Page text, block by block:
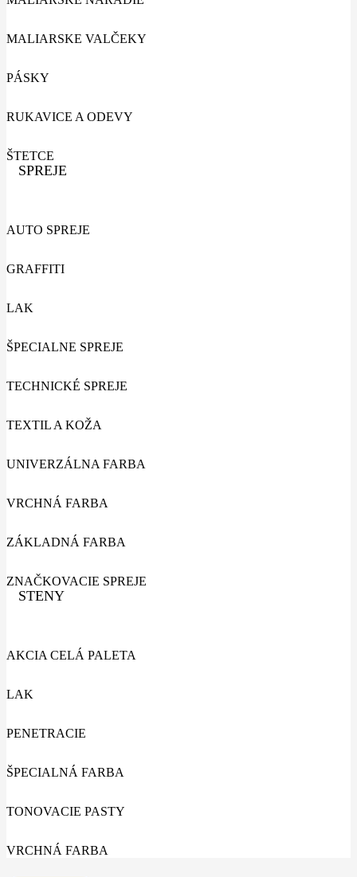
MALIARSKE VALČEKY
PÁSKY
RUKAVICE A ODEVY
ŠTETCE
SPREJE
AUTO SPREJE
GRAFFITI
LAK
ŠPECIALNE SPREJE
TECHNICKÉ SPREJE
TEXTIL A KOŽA
UNIVERZÁLNA FARBA
VRCHNÁ FARBA
ZÁKLADNÁ FARBA
ZNAČKOVACIE SPREJE
STENY
AKCIA CELÁ PALETA
LAK
PENETRACIE
ŠPECIALNÁ FARBA
TONOVACIE PASTY
VRCHNÁ FARBA